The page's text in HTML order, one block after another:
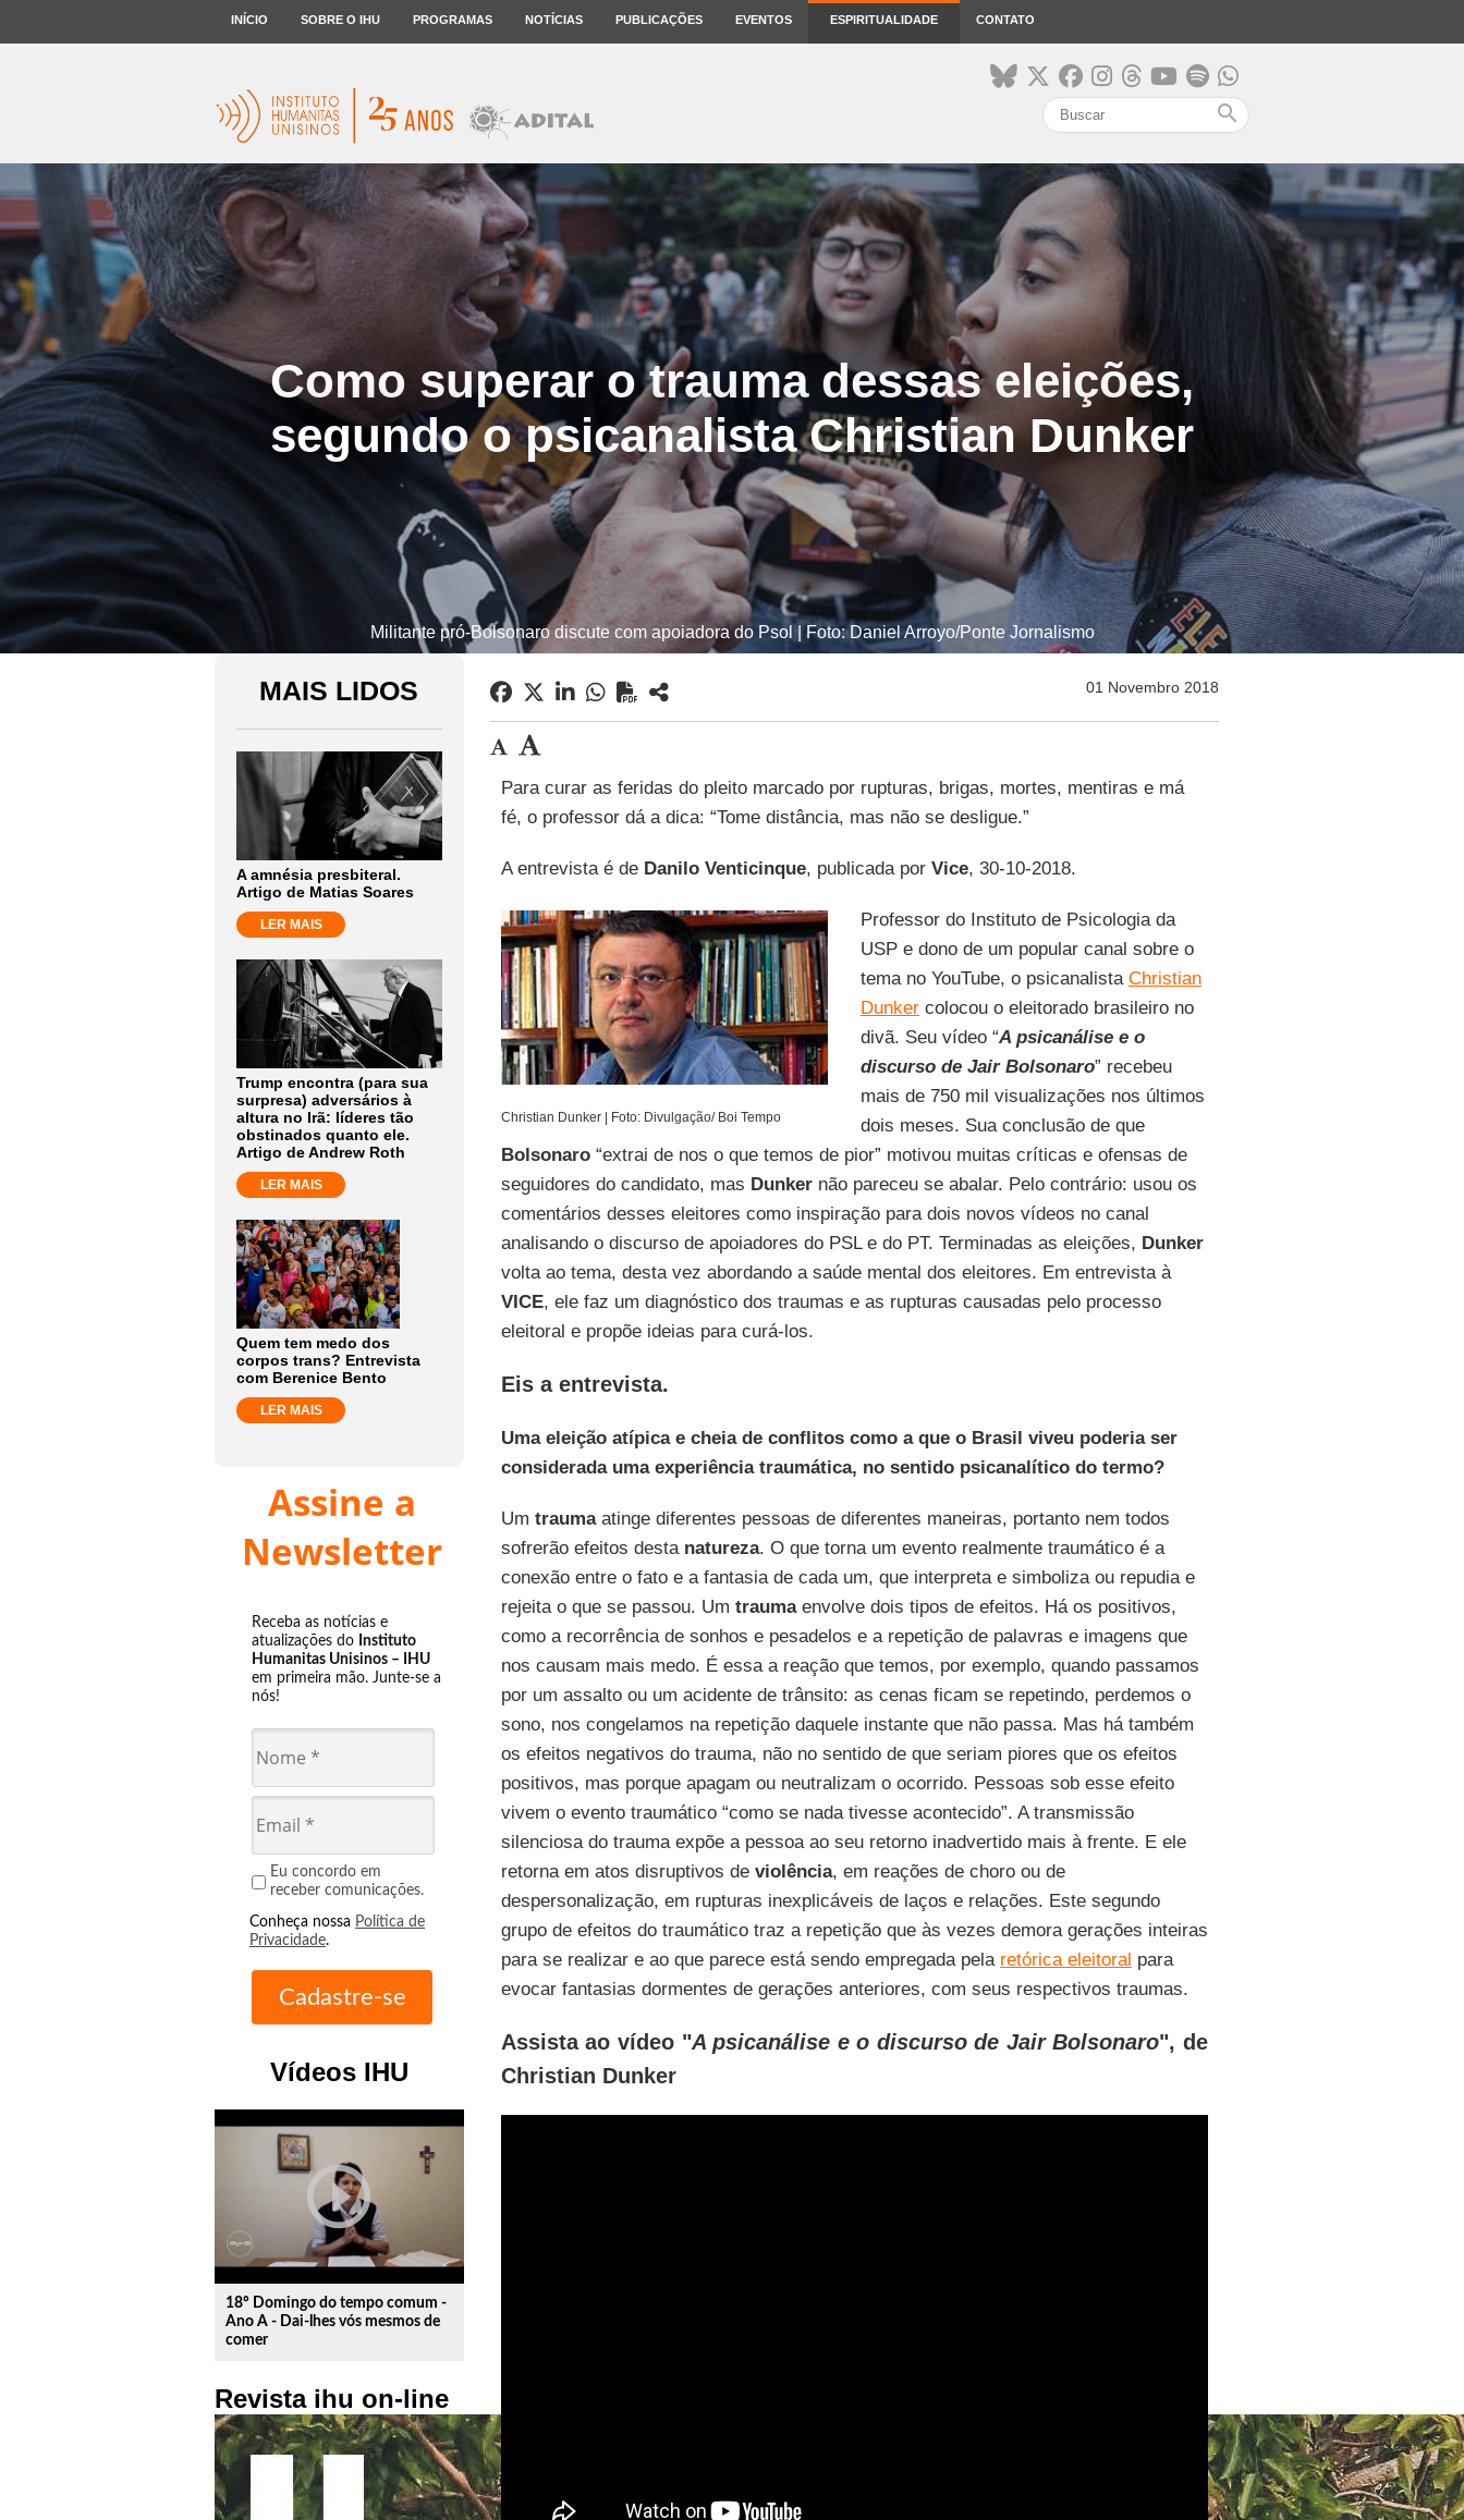
INÍCIO SOBRE O IHU PROGRAMAS NOTÍCIAS PUBLICAÇÕES EVENTOS ESPIRITUALIDADE CONTATO
search
Como superar o trauma dessas eleições,
segundo o psicanalista Christian Dunker
Militante pró-Bolsonaro discute com apoiadora do Psol | Foto: Daniel Arroyo/Ponte Jornalismo
MAIS LIDOS
A amnésia presbiteral.
Artigo de Matias Soares
LER MAIS
Trump encontra (para sua
surpresa) adversários à
altura no Irã: líderes tão
obstinados quanto ele.
Artigo de Andrew Roth
LER MAIS
Quem tem medo dos
corpos trans? Entrevista
com Berenice Bento
LER MAIS
Assine a
Newsletter
Receba as notícias e
atualizações do Instituto
Humanitas Unisinos – IHU
em primeira mão. Junte-se a
nós!
Eu concordo em
receber comunicações.
Conheça nossa Política de
Privacidade.
Vídeos IHU
play_circle_outline
18º Domingo do tempo comum -
Ano A - Dai-lhes vós mesmos de
comer
Revista ihu on-line
01 Novembro 2018
Para curar as feridas do pleito marcado por rupturas, brigas, mortes, mentiras e má
fé, o professor dá a dica: “Tome distância, mas não se desligue.”
A entrevista é de Danilo Venticinque, publicada por Vice, 30-10-2018.
Christian Dunker | Foto: Divulgação/ Boi Tempo
Professor do Instituto de Psicologia da
USP e dono de um popular canal sobre o
tema no YouTube, o psicanalista Christian
Dunkercolocou o eleitorado brasileiro no
divã. Seu vídeo “A psicanálise e o
discurso de Jair Bolsonaro” recebeu
mais de 750 mil visualizações nos últimos
dois meses. Sua conclusão de que
Bolsonaro“extrai de nos o que temos de pior” motivou muitas críticas e ofensas de
seguidores do candidato, mas Dunkernão pareceu se abalar. Pelo contrário: usou os
comentários desses eleitores como inspiração para dois novos vídeos no canal
analisando o discurso de apoiadores do PSL e do PT. Terminadas as eleições, Dunker
volta ao tema, desta vez abordando a saúde mental dos eleitores. Em entrevista à
VICE, ele faz um diagnóstico dos traumas e as rupturas causadas pelo processo
eleitoral e propõe ideias para curá-los.
Eis a entrevista.
Uma eleição atípica e cheia de conflitos como a que o Brasil viveu poderia ser
considerada uma experiência traumática, no sentido psicanalítico do termo?
Um traumaatinge diferentes pessoas de diferentes maneiras, portanto nem todos
sofrerão efeitos desta natureza. O que torna um evento realmente traumático é a
conexão entre o fato e a fantasia de cada um, que interpreta e simboliza ou repudia e
rejeita o que se passou. Um traumaenvolve dois tipos de efeitos. Há os positivos,
como a recorrência de sonhos e pesadelos e a repetição de palavras e imagens que
nos causam mais medo. É essa a reação que temos, por exemplo, quando passamos
por um assalto ou um acidente de trânsito: as cenas ficam se repetindo, perdemos o
sono, nos congelamos na repetição daquele instante que não passa. Mas há também
os efeitos negativos do trauma, não no sentido de que seriam piores que os efeitos
positivos, mas porque apagam ou neutralizam o ocorrido. Pessoas sob esse efeito
vivem o evento traumático “como se nada tivesse acontecido”. A transmissão
silenciosa do trauma expõe a pessoa ao seu retorno inadvertido mais à frente. E ele
retorna em atos disruptivos de violência, em reações de choro ou de
despersonalização, em rupturas inexplicáveis de laços e relações. Este segundo
grupo de efeitos do traumático traz a repetição que às vezes demora gerações inteiras
para se realizar e ao que parece está sendo empregada pela retórica eleitoral para
evocar fantasias dormentes de gerações anteriores, com seus respectivos traumas.
Assista ao vídeo "A psicanálise e o discurso de Jair Bolsonaro", de
Christian Dunker